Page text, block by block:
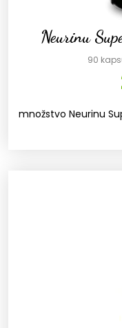
Neurinu
90
množstvo Neurinu